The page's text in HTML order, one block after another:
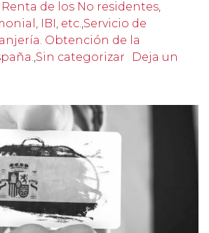
de los No residentes,
IBI, etc. Servicio de
Obtención de la
Sin categorizar
Deja un